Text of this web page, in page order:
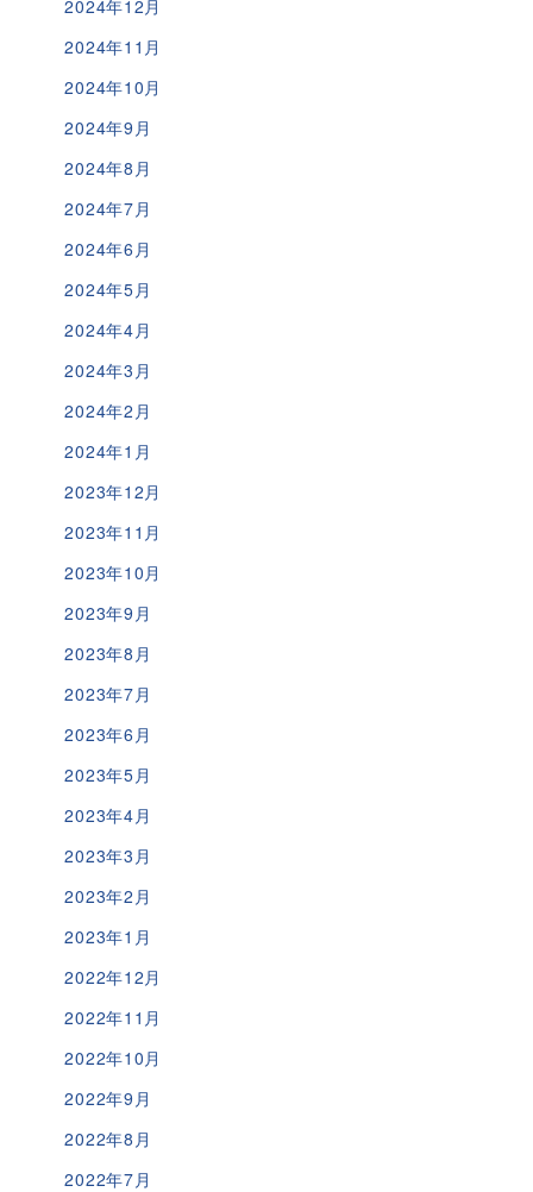
2024年12月
2024年11月
2024年10月
2024年9月
2024年8月
2024年7月
2024年6月
2024年5月
2024年4月
2024年3月
2024年2月
2024年1月
2023年12月
2023年11月
2023年10月
2023年9月
2023年8月
2023年7月
2023年6月
2023年5月
2023年4月
2023年3月
2023年2月
2023年1月
2022年12月
2022年11月
2022年10月
2022年9月
2022年8月
2022年7月